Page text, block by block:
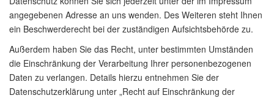
angegebenen Adresse an uns wenden. Des Weiteren steht Ihnen
ein Beschwerderecht bei der zuständigen Aufsichtsbehörde zu.
Außerdem haben Sie das Recht, unter bestimmten Umständen
die Einschränkung der Verarbeitung Ihrer personenbezogenen
Daten zu verlangen. Details hierzu entnehmen Sie der
Datenschutzerklärung unter „Recht auf Einschränkung der